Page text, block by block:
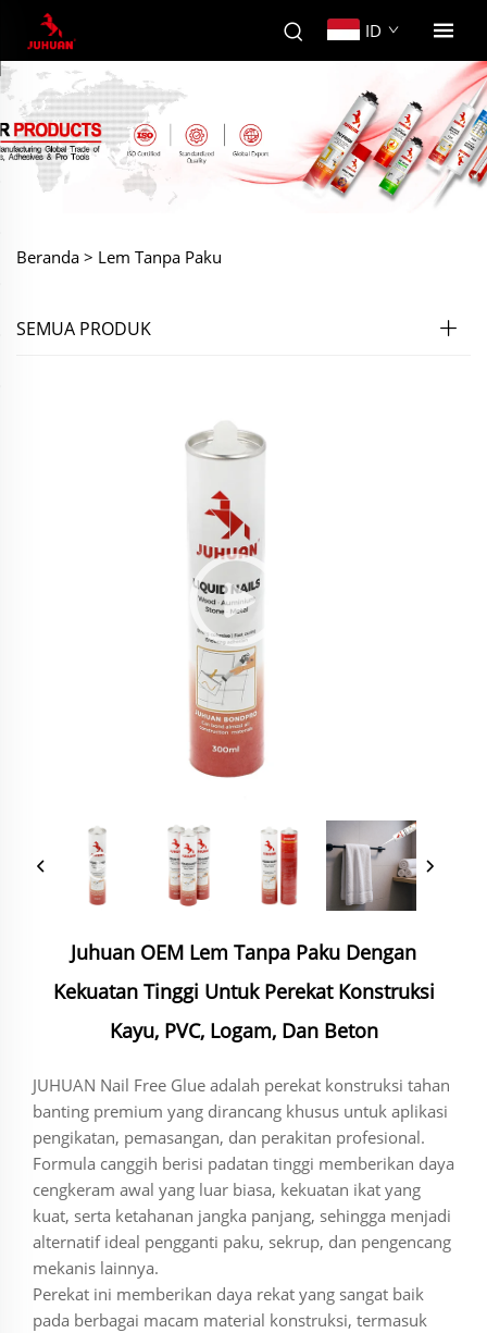
ID
Beranda > Lem Tanpa Paku
SEMUA PRODUK
Juhuan OEM Lem Tanpa Paku Dengan
Kekuatan Tinggi Untuk Perekat Konstruksi
Kayu, PVC, Logam, Dan Beton
JUHUAN Nail Free Glue adalah perekat konstruksi tahan
banting premium yang dirancang khusus untuk aplikasi
pengikatan, pemasangan, dan perakitan profesional.
Formula canggih berisi padatan tinggi memberikan daya
cengkeram awal yang luar biasa, kekuatan ikat yang
kuat, serta ketahanan jangka panjang, sehingga menjadi
alternatif ideal pengganti paku, sekrup, dan pengencang
mekanis lainnya.
Perekat ini memberikan daya rekat yang sangat baik
pada berbagai macam material konstruksi, termasuk